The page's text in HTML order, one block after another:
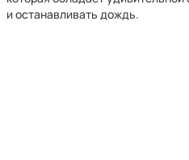
и останавливать дождь.